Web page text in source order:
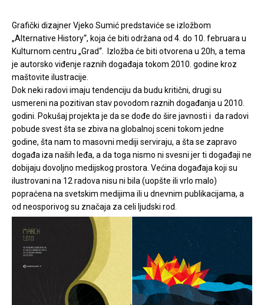
Grafički dizajner Vjeko Sumić predstaviće se izložbom
„Alternative History“, koja će biti održana od 4. do 10. februara u
Kulturnom centru „Grad“. Izložba će biti otvorena u 20h, a tema
je autorsko viđenje raznih događaja tokom 2010. godine kroz
maštovite ilustracije.
Dok neki radovi imaju tendenciju da budu kritični, drugi su
usmereni na pozitivan stav povodom raznih događanja u 2010.
godini. Pokušaj projekta je da se dođe do šire javnosti i da radovi
pobude svest šta se zbiva na globalnoj sceni tokom jedne
godine, šta nam to masovni mediji serviraju, a šta se zapravo
događa iza naših leđa, a da toga nismo ni svesni jer ti događaji ne
dobijaju dovoljno medijskog prostora. Većina događaja koji su
ilustrovani na 12 radova nisu ni bila (uopšte ili vrlo malo)
popraćena na svetskim medijima ili u dnevnim publikacijama, a
od neosporivog su značaja za celi ljudski rod.